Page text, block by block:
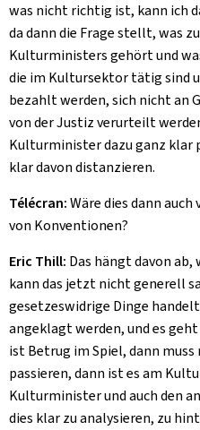
was nicht richtig ist, kann ich
da dann die Frage stellt, was
Kulturministers gehört und
die im Kultursektor tätig sind
bezahlt werden, sich nicht an
von der Justiz verurteilt
Kulturminister dazu ganz klar
klar davon distanzieren.
Télécran:Wäre dies dann
von Konventionen?
Eric Thill: Das hängt davon ab,
kann das jetzt nicht generell
gesetzeswidrige Dinge
angeklagt werden, und es
ist Betrug im Spiel, dann muss
passieren, dann ist es am
Kulturminister und auch den
dies klar zu analysieren, zu